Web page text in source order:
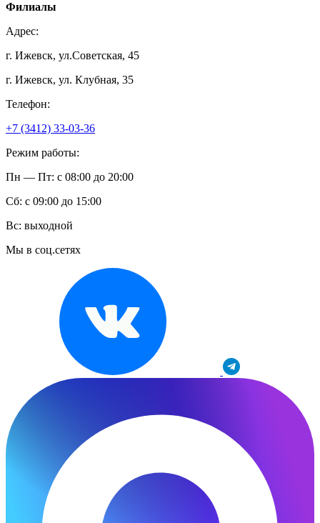
Филиалы
Адрес:
г. Ижевск, ул.Советская, 45
г. Ижевск, ул. Клубная, 35
Телефон:
+7 (3412) 33-03-36
Режим работы:
Пн — Пт: с 08:00 до 20:00
Сб: с 09:00 до 15:00
Вс: выходной
Мы в соц.сетях